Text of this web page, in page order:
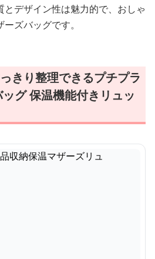
デザイン性は魅力的で、おしゃ
ズバッグです。
きり整理できるプチプラ
グ 保温機能付きリュッ